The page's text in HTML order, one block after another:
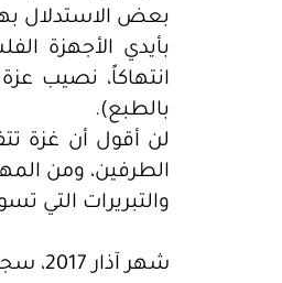
بالطبع).
لن أقول أن غزة
الطرفين، ومن
والتبريرات التي
شهر